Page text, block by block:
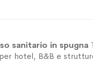
sanitario in spugna
hotel, B&B e